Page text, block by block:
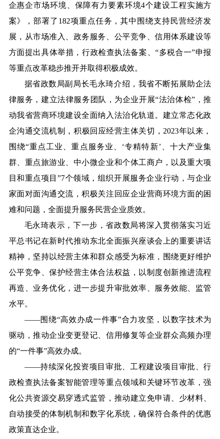
企惠企市场环境、保障有力要素环境4个建设工程实施方
案》，部署了182项重点任务，其中围绕支持民营经济发
展，从市场准入、政务服务、公平竞争、信用体系建设等
方面提出具体举措，行政检查执法备案、“多税合一”申报
等重点改革稳步推开并取得积极成效。
据省政数局副局长毛永琦介绍，我省不断拓展助企法
律服务，建立法律服务团队，为企业开展“法治体检”，推
动我省营商环境建设全面纳入法治化轨道。建立常态化政
企沟通交流机制，积极回应经营主体关切，2023年以来，
围绕“重点工业、重点服务业、‘专精特新’、十大产业集
群、重点旅游业、中小微企业和个体工商户，以及重大项
目和重点项目”7个领域，组织开展服务企业行动，与企业
家面对面沟通交流，积极关注回应企业营商环境方面的困
难和问题，全面提升服务民营企业质效。
毛永琦表示，下一步，省政数局将深入贯彻落实习近
平总书记在新时代推动东北全面振兴座谈会上的重要讲话
精神，坚持以经营主体和群众感受为标准，围绕更好维护
公平竞争、保护经营主体合法权益，以制度创新推进流程
再造、业务优化，进一步提升审批效率、服务效能、监管
水平。
——围绕“高效办成一件事”合力攻坚，以数字技术为
驱动，推动企业变更登记、信用修复等企业群众高频办理
的“一件事”高效办成。
——持续深化投资项目审批、工程建设项目审批、行
政检查执法备案智能管理等重点领域和关键环节改革，强
化公共资源交易穿透式监管，推动建立免申请、少材料、
自动接受的体制机制和数字化系统，确保符合条件的优惠
政策直达企业。